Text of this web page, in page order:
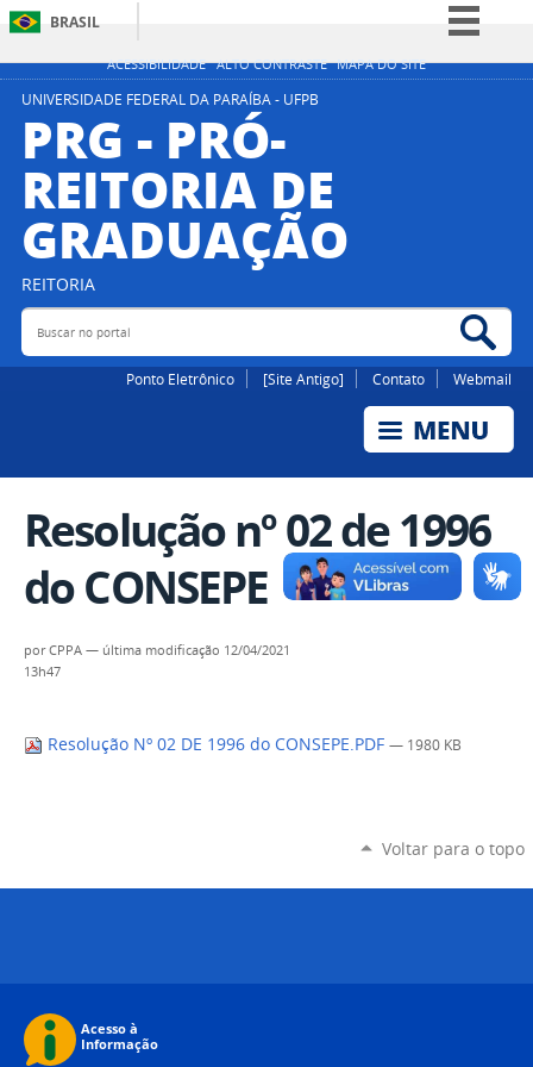
ACESSIBILIDADE ALTO CONTRASTE MAPA DO SITE
BRASIL
Simplifique!
Acesso à informação
UNIVERSIDADE FEDERAL DA PARAÍBA - UFPB
PRG - PRÓ-
REITORIA DE
GRADUAÇÃO
REITORIA
Buscar no portal
Ponto Eletrônico [Site Antigo] Contato Webmail
Resolução nº 02 de 1996
do CONSEPE
porCPPA — última modificação 12/04/2021
13h47
Resolução Nº 02 DE 1996 do CONSEPE.PDF — 1980 KB
Voltar para o topo